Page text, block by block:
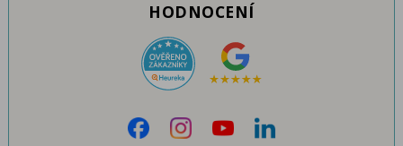
HODNOCENÍ